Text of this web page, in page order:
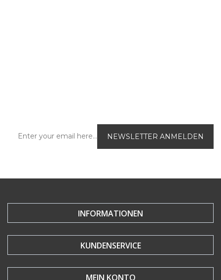
INFORMATIONEN
KUNDENSERVICE
MEIN KONTO